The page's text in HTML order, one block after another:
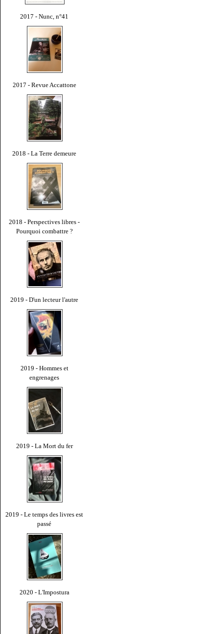
2017 - Nunc, n°41
2017 - Revue Accattone
2018 - La Terre demeure
2018 - Perspectives libres -
Pourquoi combattre ?
2019 - D'un lecteur l'autre
2019 - Hommes et
engrenages
2019 - La Mort du fer
2019 - Le temps des livres est
passé
2020 - L'Impostura